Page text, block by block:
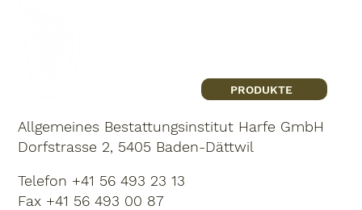
Allgemeines Bestattungsinstitut Harfe GmbH
Dorfstrasse 2, 5405 Baden-Dättwil
Telefon +41 56 493 23 13
Fax +41 56 493 00 87
PRODUKTE